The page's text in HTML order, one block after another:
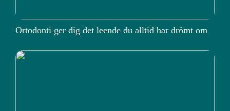
Ortodonti ger dig det leende du alltid har drömt om